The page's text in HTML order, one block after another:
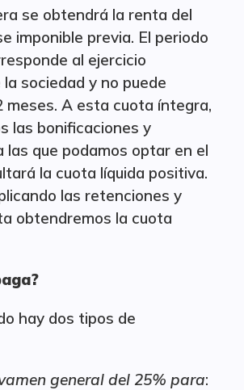
se obtendrá la renta del
imponible previa. El periodo
al ejercicio
sociedad y no puede
meses. A esta cuota íntegra,
las bonificaciones y
las que podamos optar en el
la cuota líquida positiva.
las retenciones y
obtendremos la cuota
hay dos tipos de
general del 25% para: